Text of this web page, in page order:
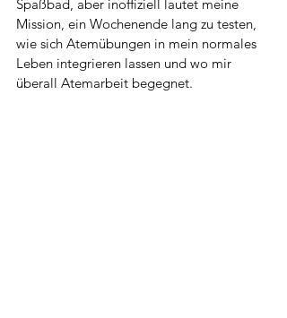
Spaßbad, aber inoffiziell lautet meine
Mission, ein Wochenende lang zu testen,
wie sich Atemübungen in mein normales
Leben integrieren lassen und wo mir
überall Atemarbeit begegnet.